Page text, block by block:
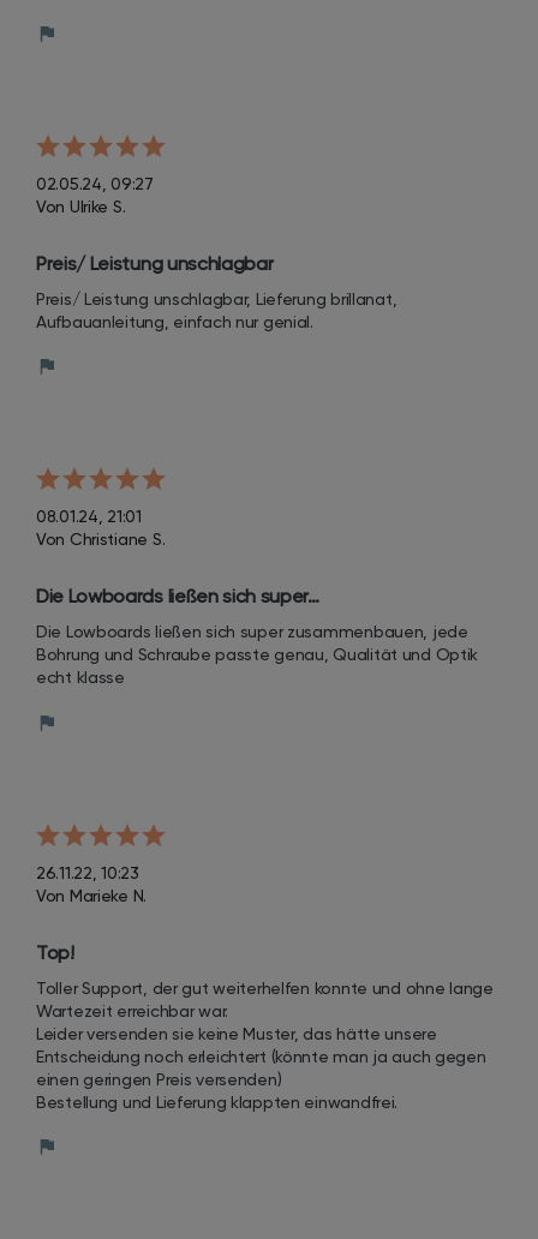
02.05.24, 09:27
Von Ulrike S.
Preis/ Leistung unschlagbar
Preis/ Leistung unschlagbar, Lieferung brillanat,
Aufbauanleitung, einfach nur genial.
08.01.24, 21:01
Von Christiane S.
Die Lowboards ließen sich super…
Die Lowboards ließen sich super zusammenbauen, jede
Bohrung und Schraube passte genau, Qualität und Optik
echt klasse
26.11.22, 10:23
Von Marieke N.
Top!
Toller Support, der gut weiterhelfen konnte und ohne lange
Wartezeit erreichbar war.
Leider versenden sie keine Muster, das hätte unsere
Entscheidung noch erleichtert (könnte man ja auch gegen
einen geringen Preis versenden)
Bestellung und Lieferung klappten einwandfrei.